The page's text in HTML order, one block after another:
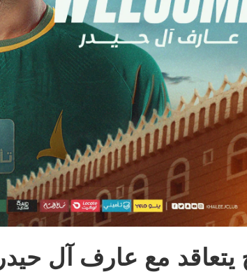
يتعاقد مع عارف آل حيدر